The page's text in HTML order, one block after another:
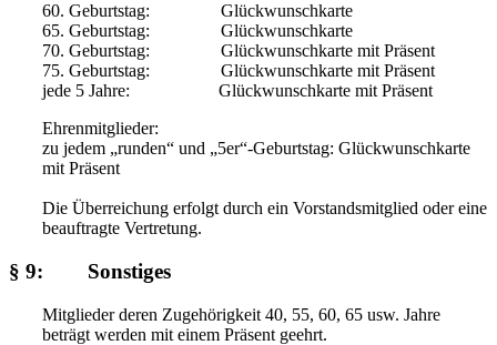
60. Geburtstag: Glückwunschkarte
65. Geburtstag: Glückwunschkarte
70. Geburtstag: Glückwunschkarte mit Präsent
75. Geburtstag: Glückwunschkarte mit Präsent
jede 5 Jahre: Glückwunschkarte mit Präsent
Ehrenmitglieder:
zu jedem „runden“ und „5er“-Geburtstag: Glückwunschkarte
mit Präsent
Die Überreichung erfolgt durch ein Vorstandsmitglied oder eine
beauftragte Vertretung.
§ 9: Sonstiges
Mitglieder deren Zugehörigkeit 40, 55, 60, 65 usw. Jahre
beträgt werden mit einem Präsent geehrt.